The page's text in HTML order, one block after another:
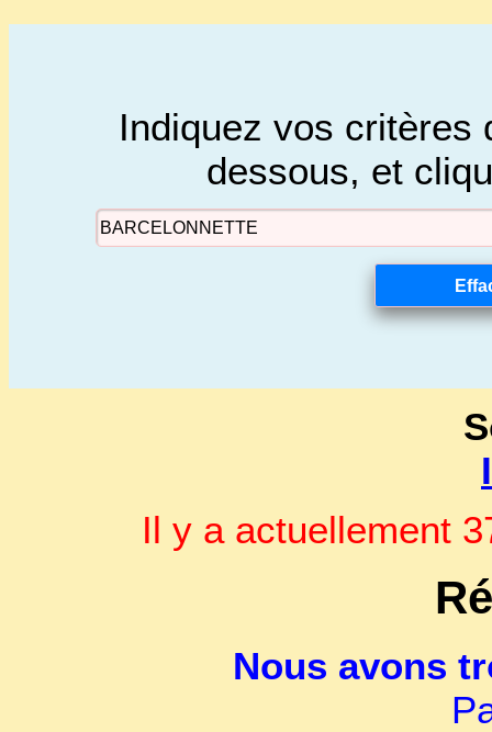
Indiquez vos critères
dessous, et
Il y a actuellement
Nous avons